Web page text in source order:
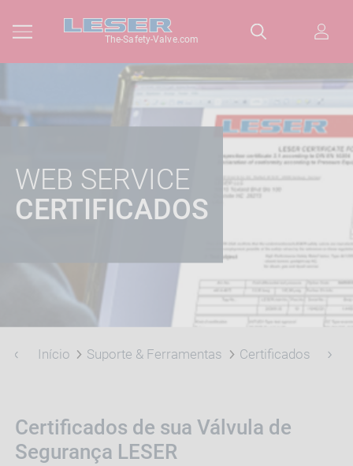
The-Safety-Valve.com
WEB SERVICE
CERTIFICADOS
Início Suporte & Ferramentas Certificados
Certificados de sua Válvula de
Segurança LESER